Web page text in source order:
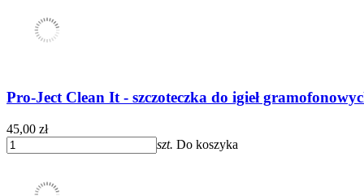
Pro-Ject Clean It - szczoteczka do igieł
45,00 zł
szt. Do koszyka